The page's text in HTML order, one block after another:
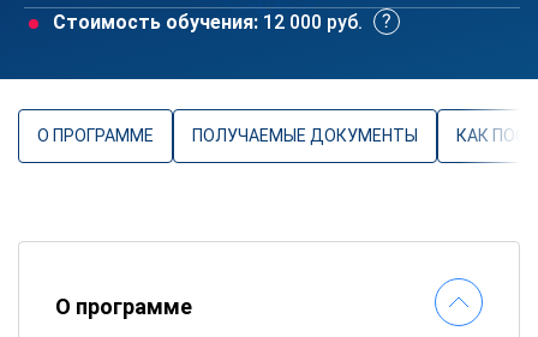
Стоимость обучения: 12 000 руб.
О ПРОГРАММЕ ПОЛУЧАЕМЫЕ ДОКУМЕНТЫ КАК
О программе